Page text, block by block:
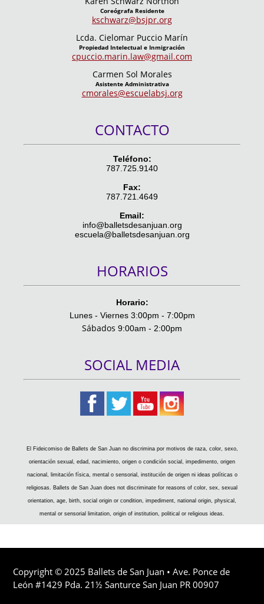
Coreógrafa Residente
kschwarz@bsjpr.org
Lcda. Cielomar Puccio Marín
Propiedad Intelectual e Inmigración
cpuccio.marin.law@gmail.com
Carmen Sol Morales
Asistente Administrativa
cmorales@escuelabsj.org
CONTACTO
Teléfono:
787.725.9140
Fax:
787.721.4649
Email:
info@balletsdesanjuan.org
escuela@balletsdesanjuan.org
HORARIOS
Horario:
Lunes - Viernes 3:00pm - 7:00pm
Sábados 9:00am - 2:00pm
SOCIAL MEDIA
El Fideicomiso de Ballets de San Juan no discrimina por motivos de raza, color, sexo,
orientación sexual, edad, nacimiento, origen o condición social, impedimento, origen
nacional, limitación física, mental o sensorial, institución de origen ni ideas políticas o
religiosas. Ballets de San Juan does not discriminate for reasons of color, sex, sexual
orientation, age, birth, social origin or condition, impediment, national origin, physical,
mental or sensorial limitation, origin of institution, political or religious ideas.
Copyright © 2025 Ballets de San Juan • Ave. Ponce de
León #1429 Pda. 21½ Santurce San Juan PR 00907